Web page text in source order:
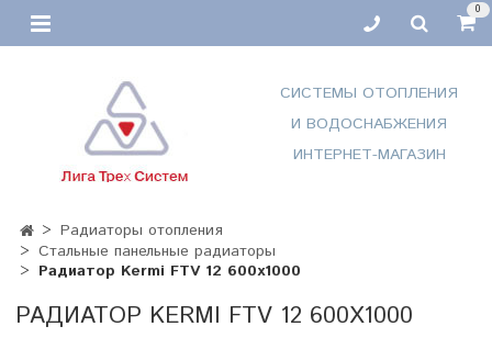
0
СИСТЕМЫ ОТОПЛЕНИЯ
И ВОДОСНАБЖЕНИЯ
ИНТЕРНЕТ-МАГАЗИН
Радиаторы отопления
Стальные панельные радиаторы
Радиатор Kermi FTV 12 600x1000
РАДИАТОР KERMI FTV 12 600X1000